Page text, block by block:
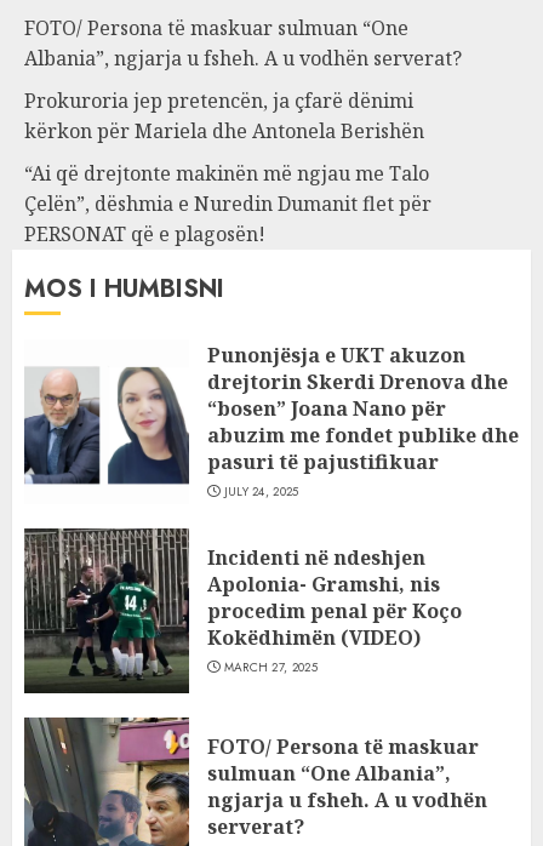
FOTO/ Persona të maskuar sulmuan “One
Albania”, ngjarja u fsheh. A u vodhën serverat?
Prokuroria jep pretencën, ja çfarë dënimi
kërkon për Mariela dhe Antonela Berishën
“Ai që drejtonte makinën më ngjau me Talo
Çelën”, dëshmia e Nuredin Dumanit flet për
PERSONAT që e plagosën!
MOS I HUMBISNI
Punonjësja e UKT akuzon
drejtorin Skerdi Drenova dhe
“bosen” Joana Nano për
abuzim me fondet publike dhe
pasuri të pajustifikuar
JULY 24, 2025
Incidenti në ndeshjen
Apolonia- Gramshi, nis
procedim penal për Koço
Kokëdhimën (VIDEO)
MARCH 27, 2025
FOTO/ Persona të maskuar
sulmuan “One Albania”,
ngjarja u fsheh. A u vodhën
serverat?